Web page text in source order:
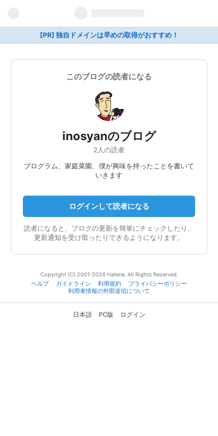
[PR] 独自ドメインは早めの取得がおすすめ！
このブログの読者になる
inosyanのブログ
2人の読者
プログラム、家庭菜園、僕が興味を持ったことを書いて
いきます
ログインして読者になる
読者になると、ブログの更新を簡単にチェックしたり、
更新通知を受け取ったりできるようになります。
Copyright (C) 2001-2026 Hatena. All Rights Reserved.
ヘルプ
ガイドライン 利用規約
プライバシーポリシー
利用者情報の外部送信について
日本語 PC版 ログイン